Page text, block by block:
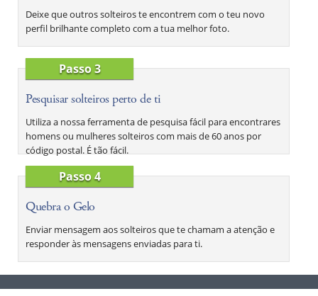
Deixe que outros solteiros te encontrem com o teu novo
perfil brilhante completo com a tua melhor foto.
Passo 3
Pesquisar solteiros perto de ti
Utiliza a nossa ferramenta de pesquisa fácil para encontrares
homens ou mulheres solteiros com mais de 60 anos por
código postal. É tão fácil.
Passo 4
Quebra o Gelo
Enviar mensagem aos solteiros que te chamam a atenção e
responder às mensagens enviadas para ti.